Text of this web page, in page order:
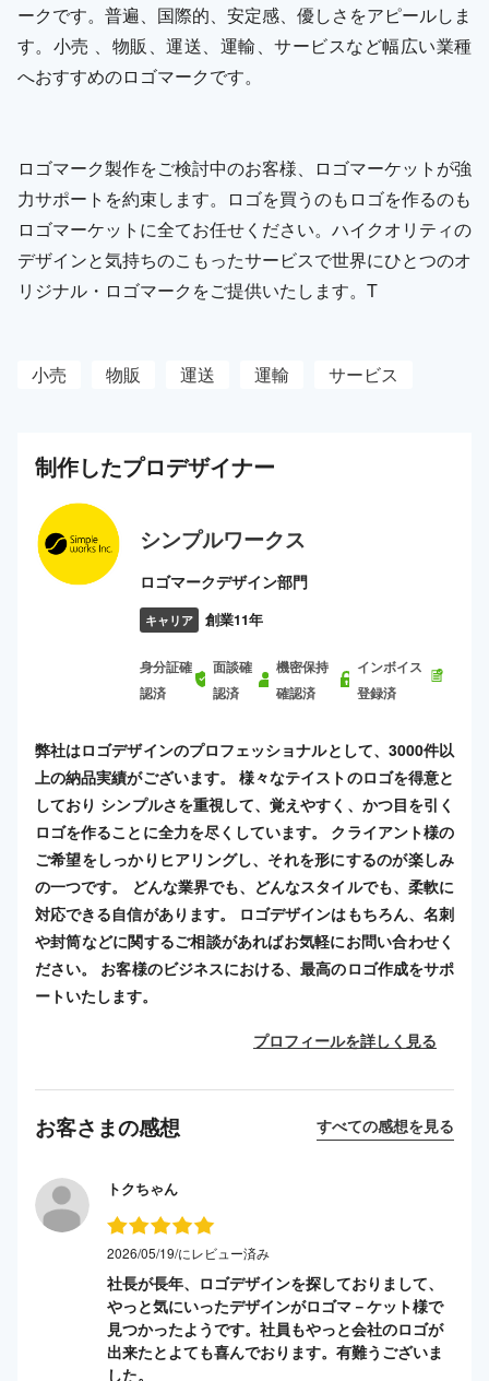
ークです。普遍、国際的、安定感、優しさをアピールしま
す。小売 、物販、運送、運輸、サービスなど幅広い業種
へおすすめのロゴマークです。
ロゴマーク製作をご検討中のお客様、ロゴマーケットが強
力サポートを約束します。ロゴを買うのもロゴを作るのも
ロゴマーケットに全てお任せください。ハイクオリティの
デザインと気持ちのこもったサービスで世界にひとつのオ
リジナル・ロゴマークをご提供いたします。T
小売 物販 運送 運輸 サービス
制作したプロデザイナー
シンプルワークス
ロゴマークデザイン部門
キャリア 創業11年
身分証確
認済
面談確
認済
機密保持
確認済
インボイス
登録済
弊社はロゴデザインのプロフェッショナルとして、3000件以
上の納品実績がございます。 様々なテイストのロゴを得意と
しており シンプルさを重視して、覚えやすく、かつ目を引く
ロゴを作ることに全力を尽くしています。 クライアント様の
ご希望をしっかりヒアリングし、それを形にするのが楽しみ
の一つです。 どんな業界でも、どんなスタイルでも、柔軟に
対応できる自信があります。 ロゴデザインはもちろん、名刺
や封筒などに関するご相談があればお気軽にお問い合わせく
ださい。 お客様のビジネスにおける、最高のロゴ作成をサポ
ートいたします。
プロフィールを詳しく見る
お客さまの感想 すべての感想を見る
トクちゃん
2026/05/19/にレビュー済み
社長が長年、ロゴデザインを探しておりまして、
やっと気にいったデザインがロゴマ－ケット様で
見つかったようです。社員もやっと会社のロゴが
出来たとよても喜んでおります。有難うございま
した。